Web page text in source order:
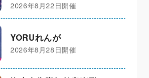
2026年8月22日開催
YORUれんが
2026年8月28日開催